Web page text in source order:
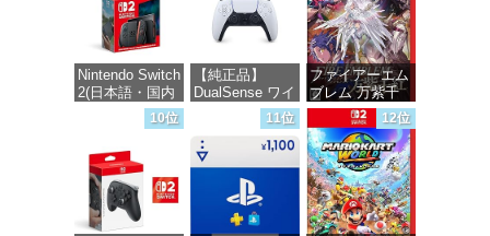
ームコード】
ロブロックス |
オンラインコー
ド版
価格：¥1,300
Nintendo Switch
2(日本語・国内
価格：¥55,491
【純正品】
DualSense ワイ
ヤレスコントロ
ーラー(CFI-
ZCT2J)
価格：¥10,737
ファイアーエム
ブレム 万紫千
紅 -Switch2
価格：¥8,979
10位 11位 12位